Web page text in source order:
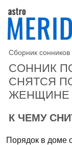
Сборник сонников
СОННИК
СНЯТСЯ
ЖЕНЩИНЕ
К ЧЕМУ
Порядок в доме